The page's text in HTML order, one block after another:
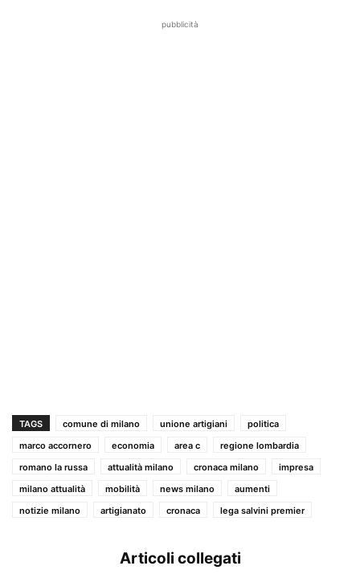
pubblicità
TAGS comune di milano unione artigiani
politica
marco accornero
economia area c
regione lombardia
romano la russa
attualità milano cronaca milano
impresa
milano attualità
mobilità news milano
aumenti
notizie milano
artigianato cronaca lega salvini premier
Articoli collegati